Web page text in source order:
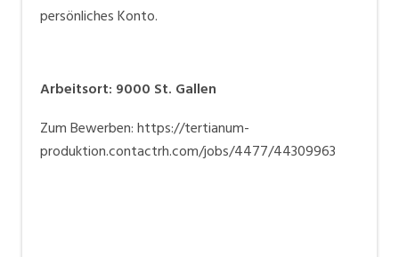
persönliches Konto.
Arbeitsort: 9000 St. Gallen
Zum Bewerben: https://tertianum-
produktion.contactrh.com/jobs/4477/44309963